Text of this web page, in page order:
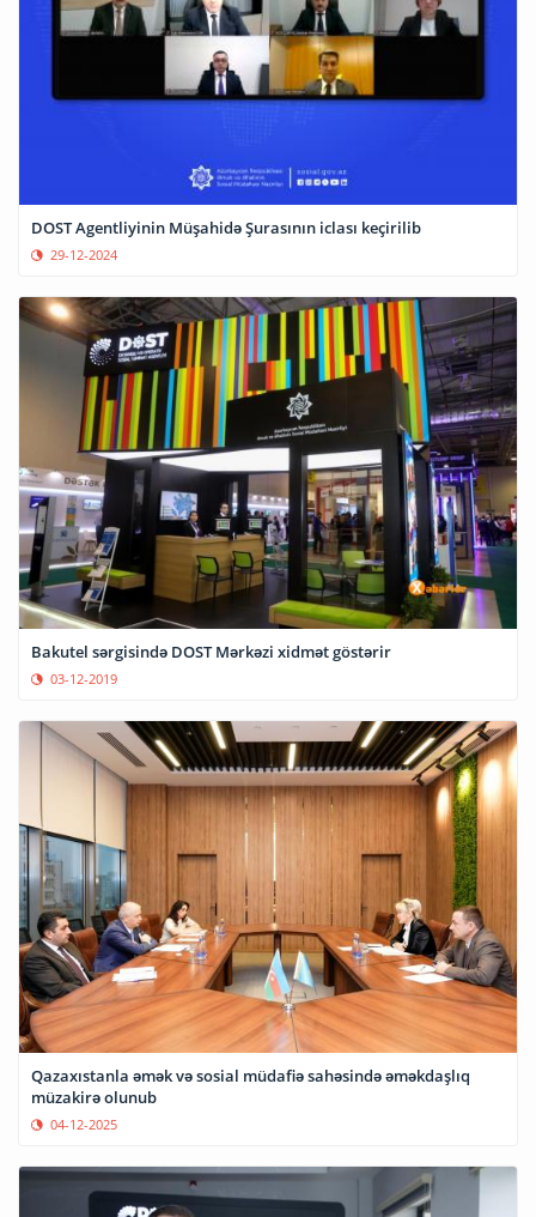
DOST Agentliyinin Müşahidə Şurasının iclası keçirilib
29-12-2024
Bakutel sərgisində DOST Mərkəzi xidmət göstərir
03-12-2019
Qazaxıstanla əmək və sosial müdafiə sahəsində əməkdaşlıq
müzakirə olunub
04-12-2025